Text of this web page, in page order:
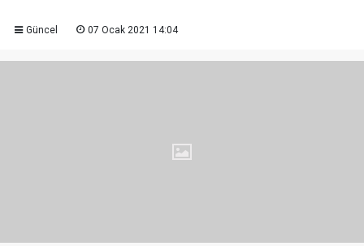
Güncel 07 Ocak 2021 14:04